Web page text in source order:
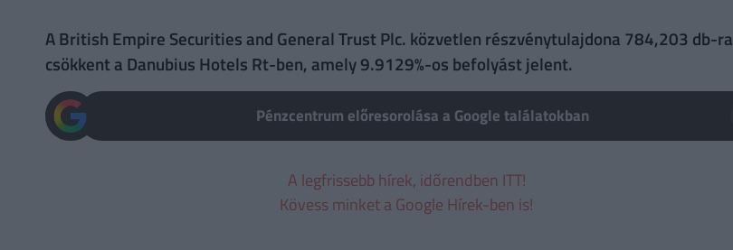
A British Empire Securities and General Trust Plc. közvetlen részvénytulajdona 784,203 db-ra
csökkent a Danubius Hotels Rt-ben, amely 9.9129%-os befolyást jelent.
Pénzcentrum előresorolása a Google találatokban
A legfrissebb hírek, időrendben ITT!
Kövess minket a Google Hírek-ben is!